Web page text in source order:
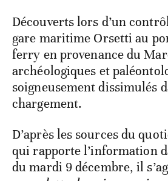
Découverts lors d’un
gare maritime Orsetti au
ferry en provenance du
archéologiques et
soigneusement dissimulés
chargement.
D’après les sources du
qui rapporte l’information
du mardi 9 décembre, il